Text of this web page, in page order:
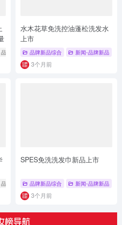
牌新品 # 品牌新品综合 # 护肤新品
水木花草免洗控油蓬松洗发水
上市
品牌新品综合 新闻-品牌新品
3个月前
牌新品 # 品牌新品综合 # 护肤新品
SPES免洗洗发巾新品上市
品牌新品综合 新闻-品牌新品
3个月前